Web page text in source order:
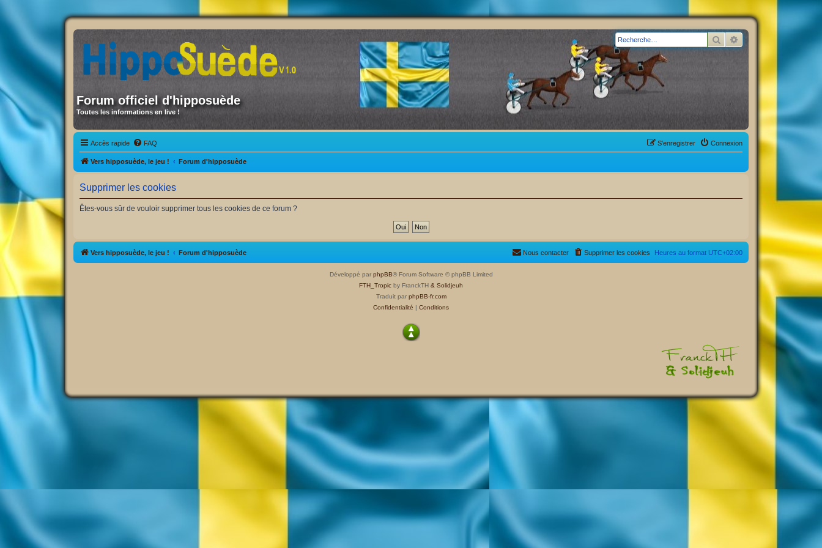
Forum officiel d'hipposuède
Toutes les informations en live !
Rechercher
Accès rapide FAQ Connexion
S’enregistrer
Vers hipposuède, le jeu ! Forum d'hipposuède
Supprimer les cookies
Êtes-vous sûr de vouloir supprimer tous les cookies de ce forum ?
Vers hipposuède, le jeu ! Forum d'hipposuède Heures au format UTC+02:00
Supprimer les cookies
Nous contacter
Développé par phpBB® Forum Software © phpBB Limited
FTH_Tropic by FranckTH & Solidjeuh
Traduit par phpBB-fr.com
Confidentialité | Conditions